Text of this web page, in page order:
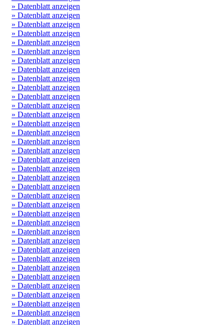
» Datenblatt anzeigen
» Datenblatt anzeigen
» Datenblatt anzeigen
» Datenblatt anzeigen
» Datenblatt anzeigen
» Datenblatt anzeigen
» Datenblatt anzeigen
» Datenblatt anzeigen
» Datenblatt anzeigen
» Datenblatt anzeigen
» Datenblatt anzeigen
» Datenblatt anzeigen
» Datenblatt anzeigen
» Datenblatt anzeigen
» Datenblatt anzeigen
» Datenblatt anzeigen
» Datenblatt anzeigen
» Datenblatt anzeigen
» Datenblatt anzeigen
» Datenblatt anzeigen
» Datenblatt anzeigen
» Datenblatt anzeigen
» Datenblatt anzeigen
» Datenblatt anzeigen
» Datenblatt anzeigen
» Datenblatt anzeigen
» Datenblatt anzeigen
» Datenblatt anzeigen
» Datenblatt anzeigen
» Datenblatt anzeigen
» Datenblatt anzeigen
» Datenblatt anzeigen
» Datenblatt anzeigen
» Datenblatt anzeigen
» Datenblatt anzeigen
» Datenblatt anzeigen